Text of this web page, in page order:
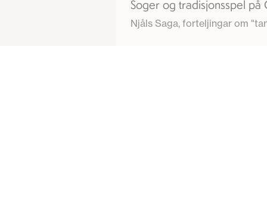
Soger og tradisjonsspel på
Njåls Saga,